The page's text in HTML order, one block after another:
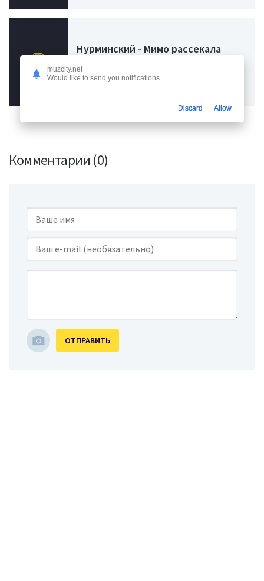
Нурминский - Мимо рассекала
Узбекские и казахские песни, 05.04.24
Комментарии (0)
ОТПРАВИТЬ
muzcity.net
Would like to send you notifications
Discard Allow